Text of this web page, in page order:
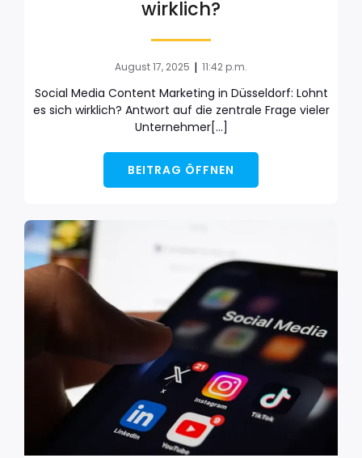
wirklich?
August 17, 2025 | 11:42 p.m.
Social Media Content Marketing in Düsseldorf: Lohnt
es sich wirklich? Antwort auf die zentrale Frage vieler
Unternehmer[…]
BEITRAG ÖFFNEN